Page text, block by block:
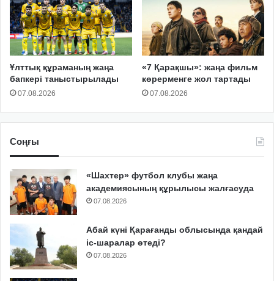
Ұлттық құраманың жаңа
бапкері таныстырылады
07.08.2026
«7 Қарақшы»: жаңа фильм
көрерменге жол тартады
07.08.2026
Соңғы
«Шахтер» футбол клубы жаңа
академиясының құрылысы жалғасуда
07.08.2026
Абай күні Қарағанды облысында қандай
іс-шаралар өтеді?
07.08.2026